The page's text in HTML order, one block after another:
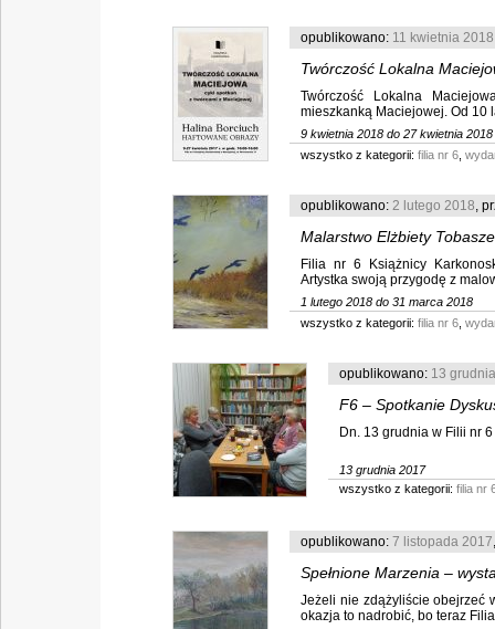
opublikowano: 11 kwietnia 2018
Twórczość Lokalna
Halina Borciuch –
Twórczość Lokalna
mieszkanką Maciejowej. Od 10
9 kwietnia 2018 do 27 kwietnia 2018
wszystko z kategorii: filia nr 6
opublikowano: 2 lutego 2018,
Malarstwo Elżbiety
Filia nr 6 Książnicy
Artystka swoją przygodę z
1 lutego 2018 do 31 marca 2018
wszystko z kategorii: filia nr 6
opublikowano: 13
F6 – Spotkanie
Dn. 13 grudnia w Filii nr
13 grudnia 2017
wszystko z kategorii: filia nr
opublikowano: 7 listopada 2017
Spełnione Marzenia –
Jeżeli nie zdążyliście obejrzeć
okazja to nadrobić, bo teraz